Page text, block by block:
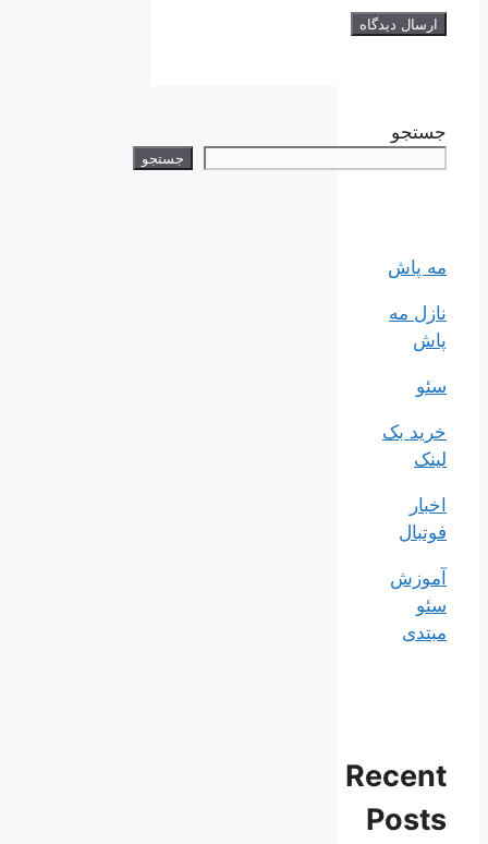
جستجو
جستجو
مه پاش
نازل مه
پاش
سئو
خرید بک
لینک
اخبار
فوتبال
آموزش
سئو
مبتدی
Recent
Posts